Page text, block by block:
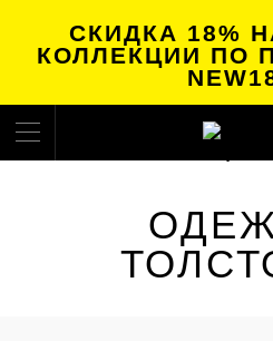
СКИДКА 18%
КОЛЛЕКЦИИ ПО